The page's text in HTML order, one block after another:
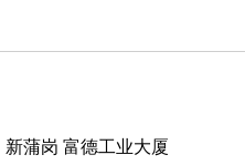
新蒲岗 富德工业大厦